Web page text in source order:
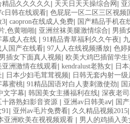
精品久久久久久 | 天天日天天操综合网 | 亚
日韩在线观看| 色屁屁一区二区三区视频
3| caopron在线成人免费| 国产精品手机在
,色黄啪啪| 亚洲丝袜美腿激情综合| 男插
幕成人在线 | 91精品青草福利久久午夜|
人国产在线看| 97人人在线视频播放| 色婷
男插女下面真人视频| 欧美大鸡巴插留学生
亚洲激情在线观看| kendralust老熟女| 日
| 日本少妇毛茸茸视频| 日韩无套内射一级
幕蜜桃| 91精品国语对白人妻刺激使劲|
文字幕| 韩国美女主播福利在线| 深夜老
十路熟妇影音资源 | 亚洲av日韩美aⅴ| 国
| 亚州av毛片免费看| 久久精品视频2015
亚洲欧美在视视频观看 | 男人的鸡插入美